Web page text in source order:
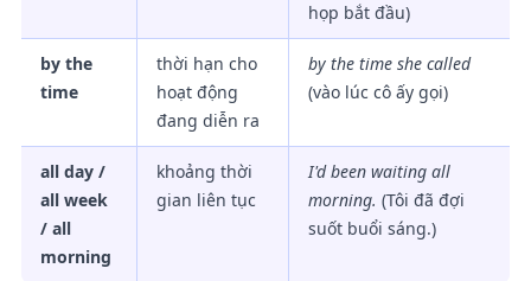
họp bắt đầu)
by the
time
thời hạn cho
hoạt động
đang diễn ra
by the time she called
(vào lúc cô ấy gọi)
all day /
all week
/ all
morning
khoảng thời
gian liên tục
I'd been waiting all
morning. (Tôi đã đợi
suốt buổi sáng.)